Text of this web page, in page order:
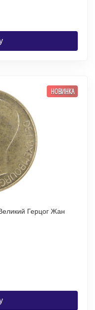
НОВИНКА
Герцог Жан